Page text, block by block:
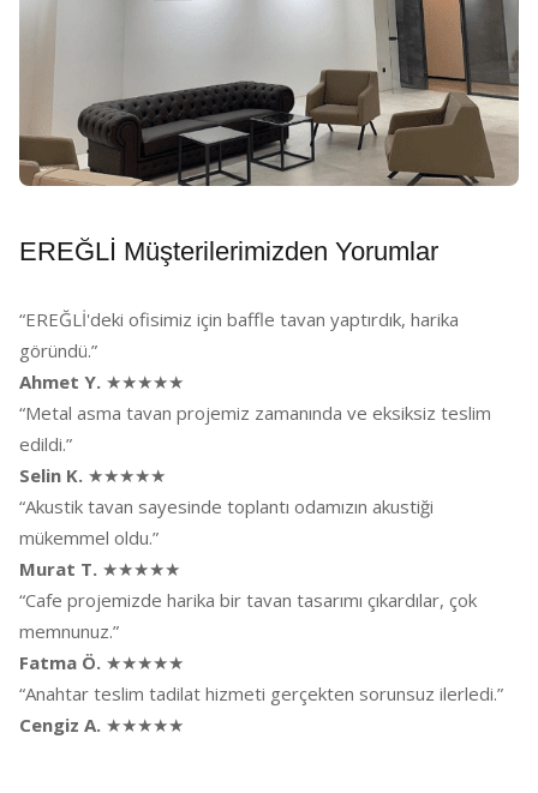
EREĞLİ Müşterilerimizden Yorumlar
“EREĞLİ'deki ofisimiz için baffle tavan yaptırdık, harika
göründü.”
Ahmet Y. ★★★★★
“Metal asma tavan projemiz zamanında ve eksiksiz teslim
edildi.”
Selin K. ★★★★★
“Akustik tavan sayesinde toplantı odamızın akustiği
mükemmel oldu.”
Murat T. ★★★★★
“Cafe projemizde harika bir tavan tasarımı çıkardılar, çok
memnunuz.”
Fatma Ö. ★★★★★
“Anahtar teslim tadilat hizmeti gerçekten sorunsuz ilerledi.”
Cengiz A. ★★★★★